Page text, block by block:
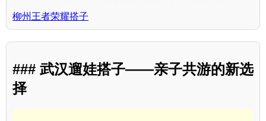
柳州王者荣耀搭子
### 武汉遛娃搭子——亲子共游的新选
择